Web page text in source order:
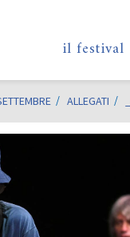
il festival
ALLEGATI